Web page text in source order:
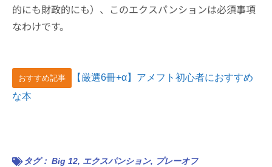
的にも財政的にも）、このエクスパンションは必須事項
なわけです。
おすすめ記事
【厳選6冊+α】アメフト初心者におすすめ
な本
タグ： Big 12, エクスパンション, プレーオフ